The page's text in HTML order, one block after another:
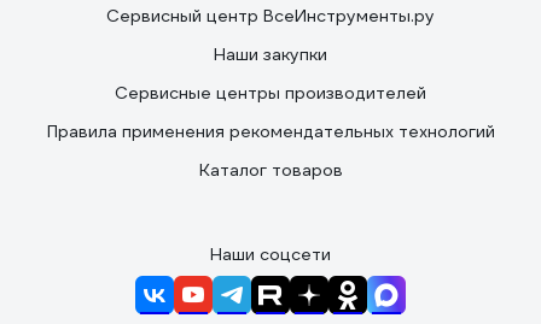
Сервисный центр ВсеИнструменты.ру
Наши закупки
Сервисные центры производителей
Правила применения рекомендательных технологий
Каталог товаров
Наши соцсети